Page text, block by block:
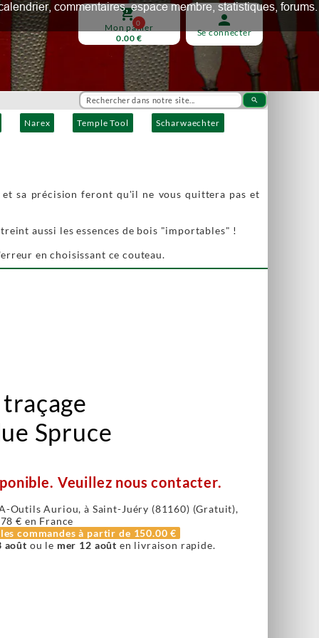
search
Narex Temple Tool
Scharwaechter
person
Se connecter
shopping_cart
0
Mon panier
0.00 €
sa précision feront qu'il ne vous quittera pas et
aussi les essences de bois "importables" !
en choisissant ce couteau.
Spruce
Veuillez nous contacter.
Outils Auriou, à Saint-Juéry (81160) (Gratuit),
€ en France
commandes à partir de 150.00 €
août ou le mer 12 août en livraison rapide.
commentaires, espace membre, statistiques, forums.